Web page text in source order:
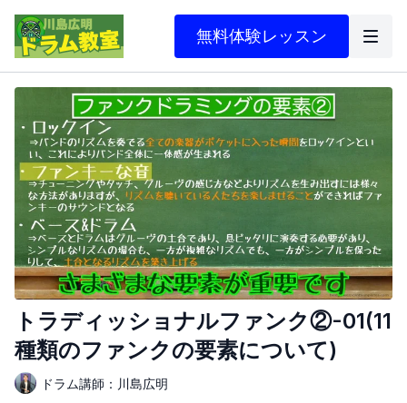
無料体験レッスン
トラディッショナルファンク②-01(11
種類のファンクの要素について)
ドラム講師：川島広明